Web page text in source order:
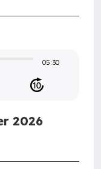
05:30
2026